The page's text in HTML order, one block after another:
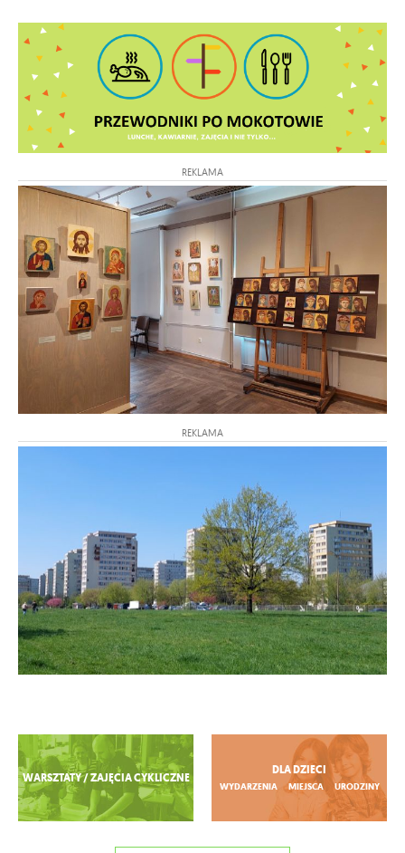
REKLAMA
REKLAMA
Zobacz więcej
WARSZTATY / ZAJĘCIA CYKLICZNE
DLA DZIECI
WYDARZENIA MIEJSCA URODZINY